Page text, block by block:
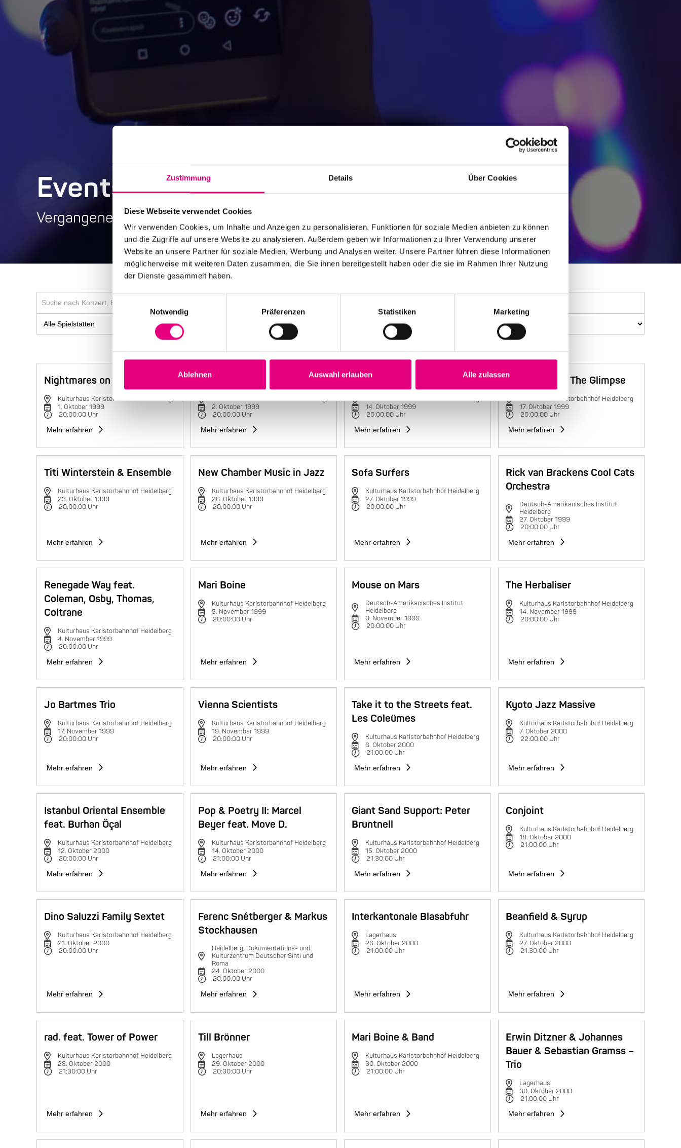
Zustimmung Details Über Cookies
Diese Webseite verwendet Cookies
Wir verwenden Cookies, um Inhalte und Anzeigen zu personalisieren, Funktionen für soziale Medien anbieten zu können
und die Zugriffe auf unsere Website zu analysieren. Außerdem geben wir Informationen zu Ihrer Verwendung unserer
Website an unsere Partner für soziale Medien, Werbung und Analysen weiter. Unsere Partner führen diese Informationen
möglicherweise mit weiteren Daten zusammen, die Sie ihnen bereitgestellt haben oder die sie im Rahmen Ihrer Nutzung
der Dienste gesammelt haben.
Notwendig
Präferenzen Statistiken Marketing
Ablehnen Auswahl erlauben Alle zulassen
Events Archiv
Vergangene Veranstaltungen, Festivals und Spielstätten
Nightmares on Wax
Kulturhaus Karlstorbahnhof Heidelberg
1. Oktober 1999
20:00:00 Uhr
Mehr erfahren
Charlie Mariano Group
Kulturhaus Karlstorbahnhof Heidelberg
2. Oktober 1999
20:00:00 Uhr
Mehr erfahren
Maria João Trio
Kulturhaus Karlstorbahnhof Heidelberg
14. Oktober 1999
20:00:00 Uhr
Mehr erfahren
Trilok Gurtu & The Glimpse
Kulturhaus Karlstorbahnhof Heidelberg
17. Oktober 1999
20:00:00 Uhr
Mehr erfahren
Titi Winterstein & Ensemble
Kulturhaus Karlstorbahnhof Heidelberg
23. Oktober 1999
20:00:00 Uhr
Mehr erfahren
New Chamber Music in Jazz
Kulturhaus Karlstorbahnhof Heidelberg
26. Oktober 1999
20:00:00 Uhr
Mehr erfahren
Sofa Surfers
Kulturhaus Karlstorbahnhof Heidelberg
27. Oktober 1999
20:00:00 Uhr
Mehr erfahren
Rick van Brackens Cool Cats
Orchestra
Deutsch-Amerikanisches Institut
Heidelberg
27. Oktober 1999
20:00:00 Uhr
Mehr erfahren
Renegade Way feat.
Coleman, Osby, Thomas,
Coltrane
Kulturhaus Karlstorbahnhof Heidelberg
4. November 1999
20:00:00 Uhr
Mehr erfahren
Mari Boine
Kulturhaus Karlstorbahnhof Heidelberg
5. November 1999
20:00:00 Uhr
Mehr erfahren
Mouse on Mars
Deutsch-Amerikanisches Institut
Heidelberg
9. November 1999
20:00:00 Uhr
Mehr erfahren
The Herbaliser
Kulturhaus Karlstorbahnhof Heidelberg
14. November 1999
20:00:00 Uhr
Mehr erfahren
Jo Bartmes Trio
Kulturhaus Karlstorbahnhof Heidelberg
17. November 1999
20:00:00 Uhr
Mehr erfahren
Vienna Scientists
Kulturhaus Karlstorbahnhof Heidelberg
19. November 1999
20:00:00 Uhr
Mehr erfahren
Take it to the Streets feat.
Les Coleümes
Kulturhaus Karlstorbahnhof Heidelberg
6. Oktober 2000
21:00:00 Uhr
Mehr erfahren
Kyoto Jazz Massive
Kulturhaus Karlstorbahnhof Heidelberg
7. Oktober 2000
22:00:00 Uhr
Mehr erfahren
Istanbul Oriental Ensemble
feat. Burhan Öçal
Kulturhaus Karlstorbahnhof Heidelberg
12. Oktober 2000
20:00:00 Uhr
Mehr erfahren
Pop & Poetry II: Marcel
Beyer feat. Move D.
Kulturhaus Karlstorbahnhof Heidelberg
14. Oktober 2000
21:00:00 Uhr
Mehr erfahren
Giant Sand Support: Peter
Bruntnell
Kulturhaus Karlstorbahnhof Heidelberg
15. Oktober 2000
21:30:00 Uhr
Mehr erfahren
Conjoint
Kulturhaus Karlstorbahnhof Heidelberg
18. Oktober 2000
21:00:00 Uhr
Mehr erfahren
Dino Saluzzi Family Sextet
Kulturhaus Karlstorbahnhof Heidelberg
21. Oktober 2000
20:00:00 Uhr
Mehr erfahren
Ferenc Snétberger & Markus
Stockhausen
Heidelberg, Dokumentations- und
Kulturzentrum Deutscher Sinti und
Roma
24. Oktober 2000
20:00:00 Uhr
Mehr erfahren
Interkantonale Blasabfuhr
Lagerhaus
26. Oktober 2000
21:00:00 Uhr
Mehr erfahren
Beanfield & Syrup
Kulturhaus Karlstorbahnhof Heidelberg
27. Oktober 2000
21:30:00 Uhr
Mehr erfahren
rad. feat. Tower of Power
Kulturhaus Karlstorbahnhof Heidelberg
28. Oktober 2000
21:30:00 Uhr
Mehr erfahren
Till Brönner
Lagerhaus
29. Oktober 2000
20:30:00 Uhr
Mehr erfahren
Mari Boine & Band
Kulturhaus Karlstorbahnhof Heidelberg
30. Oktober 2000
21:00:00 Uhr
Mehr erfahren
Erwin Ditzner & Johannes
Bauer & Sebastian Gramss –
Trio
Lagerhaus
30. Oktober 2000
21:00:00 Uhr
Mehr erfahren